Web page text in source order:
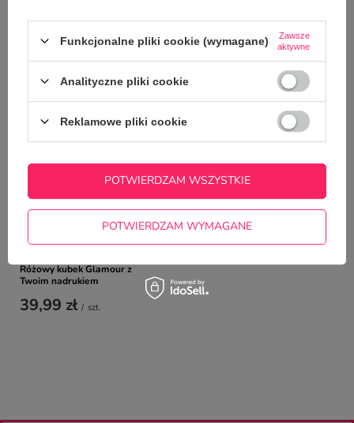
NAJCZĘŚCIEJ KUPOWANE Z
TYM TOWAREM
Różowy kubek Glamour z
Twoim nadrukiem
39,99 zł / szt.
Funkcjonalne pliki cookie (wymagane)
Zawsze
aktywne
Analityczne pliki cookie
Reklamowe pliki cookie
POTWIERDZAM WYMAGANE
POTWIERDZAM WSZYSTKIE